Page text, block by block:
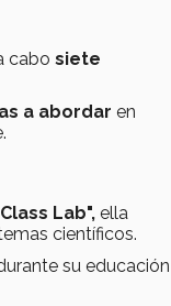
cabo siete
a abordar en
Lab", ella
científicos.
su educación